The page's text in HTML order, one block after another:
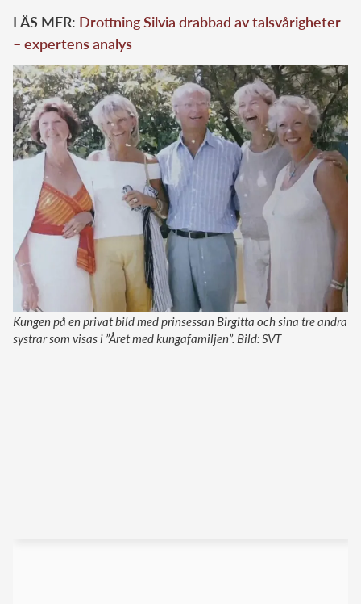
LÄS MER: Drottning Silvia drabbad av talsvårigheter
– expertens analys
Kungen på en privat bild med prinsessan Birgitta och sina tre andra
systrar som visas i ”Året med kungafamiljen”. Bild: SVT